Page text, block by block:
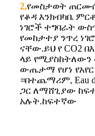
2,የመስታወት
የቆዳ እንክብካቤ
ነገሮች ተግባራት
የመከታተያ ንጥረ
ናቸው.ይህ የ CO2
ላይ
ውጤታማ የሆነ
።በተጨማሪም, Eau
ጋር ለማሸጊያው
አሉት.ከፍተኛው